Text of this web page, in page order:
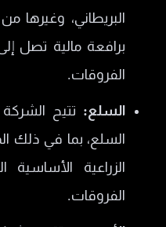
البريطاني، وغيرها
الفروقات.
السلع: تتيح
السلع، بما في ذلك
الزراعية
الفروقات.